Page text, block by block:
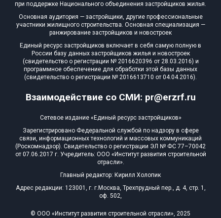
Взаимодействие со СМИ: pr@erzrf.ru
при поддержке Национального объединения застройщиков жилья.
Основная аудитория — застройщики, другие профессиональные
участники жилищного строительства. Основная специализация —
ранжирование застройщиков и новостроек
Единый ресурс застройщиков включает в себя самую полную в
России базу данных застройщиков жилья и новостроек
(свидетельство о регистрации № 2016620396 от 28.03.2016) и
программное обеспечение для обработки этой базы данных
(свидетельство о регистрации № 2016613710 от 04.04.2016).
Сетевое издание «Единый ресурс застройщиков»
Зарегистрировано Федеральной службой по надзору в сфере
связи, информационных технологий и массовых коммуникаций
(Роскомнадзор). Свидетельство о регистрации ЭЛ № ФС 77–70042
от 07.06.2017 г. Учредитель: ООО «Институт развития строительной
отрасли».
Главный редактор: Кирилл Холопик
Адрес редакции: 123001, г. г.Москва, Трехпрудный пер., д. 4, стр. 1,
оф. 502,
© ООО «Институт развития строительной отрасли», 2025